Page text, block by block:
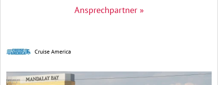
Ansprechpartner »
Cruise America